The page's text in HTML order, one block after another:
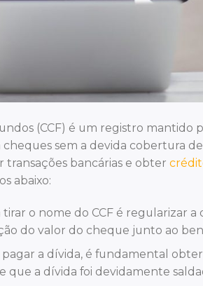
(CCF) é um registro mantido
sem a devida cobertura
transações bancárias e obter
abaixo:
o nome do CCF é regularizar
do valor do cheque junto ao
a dívida, é fundamental
que a dívida foi devidamente